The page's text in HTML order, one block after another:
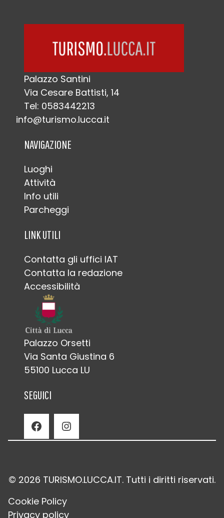
Palazzo Santini
Via Cesare Battisti, 14
Tel: 0583442213
info@turismo.lucca.it
NAVIGAZIONE
Luoghi
Attività
Info utili
Parcheggi
LINK UTILI
Contatta gli uffici IAT
Contatta la redazione
Accessibilità
Palazzo Orsetti
Via Santa Giustina 6
55100 Lucca LU
SEGUICI
Facebook Instagram
© 2026 TURISMO.LUCCA.IT. Tutti i diritti riservati.
Cookie Policy
Privacy policy